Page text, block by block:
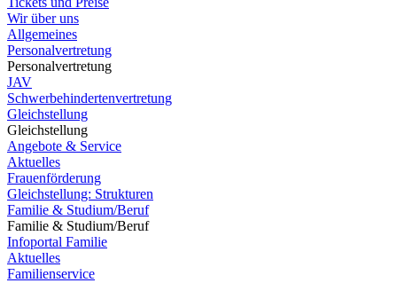
Wir über uns
Allgemeines
Personalvertretung
Personalvertretung
JAV
Schwerbehindertenvertretung
Gleichstellung
Gleichstellung
Angebote & Service
Aktuelles
Frauenförderung
Gleichstellung: Strukturen
Familie & Studium/Beruf
Familie & Studium/Beruf
Infoportal Familie
Aktuelles
Familienservice